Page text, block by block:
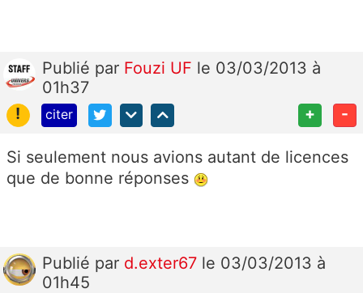
Publié par Fouzi UF le 03/03/2013 à
01h37
!
citer + -
Si seulement nous avions autant de licences
que de bonne réponses
Publié par d.exter67 le 03/03/2013 à
01h45